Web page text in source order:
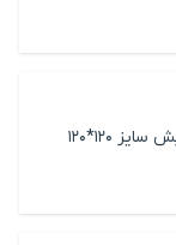
120*120